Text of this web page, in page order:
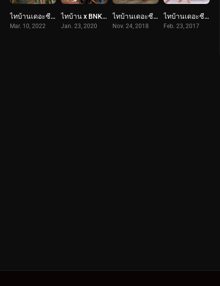
ไทบ้านเดอะซีรีส์ หมอปลาวาฬ (2065) Thi Baan The Series: Moh Pla Wan
Mar. 10, 2022
ไทบ้าน x BNK48 จากใจผู้สาวคนนี้ (2563) Thi-Baan x BNK48
Jan. 23, 2020
ไทบ้านเดอะซีรีส์ 2.2 / Part 2 (2561) Thi Baan The Series 2.2
Nov. 24, 2018
ไทบ้านเดอะซีรีส์ (2017) Thi Baan The Series
Feb. 23, 2017